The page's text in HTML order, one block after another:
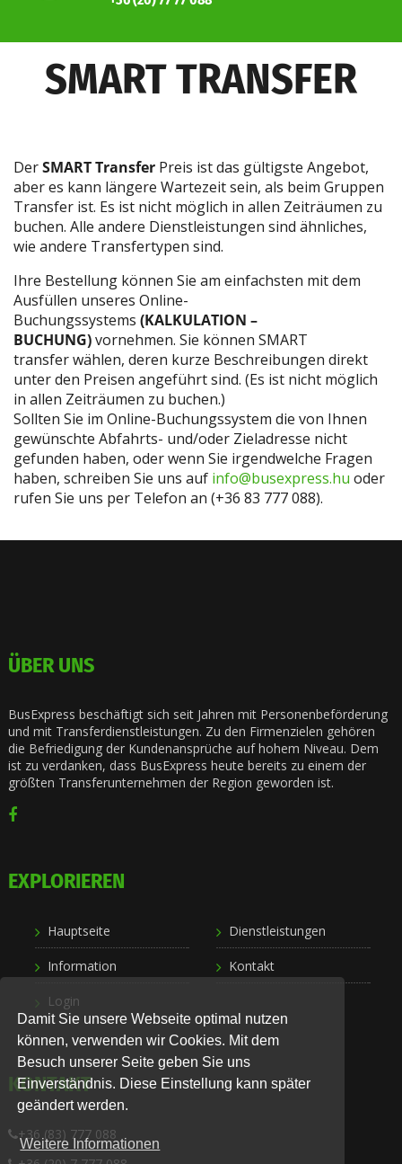
Damit Sie unsere Webseite optimal nutzen
können, verwenden wir Cookies. Mit dem
Besuch unserer Seite geben Sie uns
Einverständnis. Diese Einstellung kann später
geändert werden.
Weitere Informationen
SMART TRANSFER
DerSMART Transfer Preis ist das gültigste Angebot,
aber es kann längere Wartezeit sein, als beim Gruppen
Transfer ist. Es ist nicht möglich in allen Zeiträumen zu
buchen. Alle andere Dienstleistungen sind ähnliches,
wie andere Transfertypen sind.
Ihre Bestellung können Sie am einfachsten mit dem
Ausfüllen unseres Online-
Buchungssystems (KALKULATION –
BUCHUNG)vornehmen. Sie können SMART
transferwählen, deren kurze Beschreibungen direkt
unter den Preisen angeführt sind. (Es ist nicht möglich
in allen Zeiträumen zu buchen.)
Sollten Sie im Online-Buchungssystem die von Ihnen
gewünschte Abfahrts- und/oder Zieladresse nicht
gefunden haben, oder wenn Sie irgendwelche Fragen
haben, schreiben Sie uns auf info@busexpress.hu oder
rufen Sie uns per Telefon an (+36 83 777 088).
ÜBER UNS
BusExpress beschäftigt sich seit Jahren mit Personenbeförderung
und mit Transferdienstleistungen. Zu den Firmenzielen gehören
die Befriedigung der Kundenansprüche auf hohem Niveau. Dem
ist zu verdanken, dass BusExpress heute bereits zu einem der
größten Transferunternehmen der Region geworden ist.
EXPLORIEREN
Hauptseite Dienstleistungen
Information Kontakt
Login
KONTAKT
+36 (83) 777 088